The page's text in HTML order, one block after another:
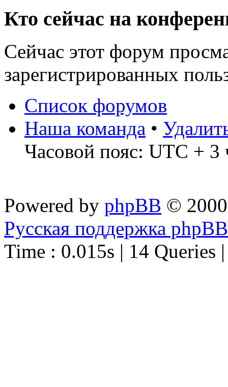
Кто сейчас на
Сейчас этот форум
зарегистрированных
Список форумов
Наша команда •
Часовой пояс: UTC + 3
Powered by phpBB ©
Русская поддержка phpBB
Time : 0.015s | 14 Queries